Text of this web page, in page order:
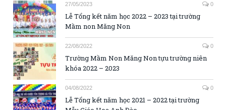
27/05/2023 0
Lễ Tổng kết năm học 2022 – 2023 tại trường
Mầm non Măng Non
22/08/2022 0
Trường Mầm Non Măng Non tựu trường niên
khóa 2022 – 2023
04/08/2022 0
Lễ Tổng kết năm học 2021 – 2022 tại trường